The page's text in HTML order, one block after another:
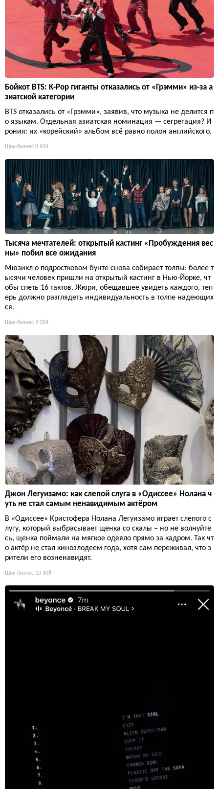
Бойкот BTS: K-Pop гиганты отказались от «Грэмми» из-за а
зиатской категории
BTS отказались от «Грэмми», заявив, что музыка не делится п
о языкам. Отдельная азиатская номинация — сегрегация? И
рония: их «корейский» альбом всё равно полон английского.
Шоу-бизнес 8 934
Тысяча мечтателей: открытый кастинг «Пробуждения вес
ны» побил все ожидания
Мюзикл о подростковом бунте снова собирает толпы: более т
ысячи человек пришли на открытый кастинг в Нью-Йорке, чт
обы спеть 16 тактов. Жюри, обещавшее увидеть каждого, теп
ерь должно разглядеть индивидуальность в толпе надеющих
ся.
Шоу-бизнес 9 058
Джон Легуизамо: как слепой слуга в «Одиссее» Нолана ч
уть не стал самым ненавидимым актёром
В «Одиссее» Кристофера Нолана Легуизамо играет слепого с
лугу, который выбрасывает щенка со скалы – но не волнуйте
сь, щенка поймали на мягкое одеяло прямо за кадром. Так чт
о актёр не стал кинозлодеем года, хотя сам переживал, что з
рители его возненавидят.
Шоу-бизнес 10 308